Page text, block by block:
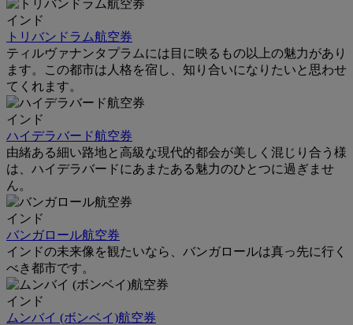
インド
トリバンドラム航空券
ティルヴァナンタプラムには目に映るもの以上の魅力があり
ます。この都市は人格を宿し、知り合いになりたいと思わせ
てくれます。
インド
ハイデラバード航空券
由緒ある細い路地と高級な現代的都会が美しく混じり合う様
は、ハイデラバードにあまたある魅力のひとつに過ぎませ
ん。
インド
バンガロール航空券
インドの未来像を観たいなら、バンガロールは真っ先に行く
べき都市です。
インド
ムンバイ (ボンベイ)航空券